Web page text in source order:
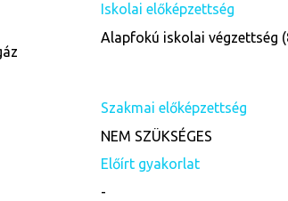
Iskolai előképzettség
Alapfokú iskolai végzettség
Szakmai előképzettség
NEM SZÜKSÉGES
Előírt gyakorlat
-